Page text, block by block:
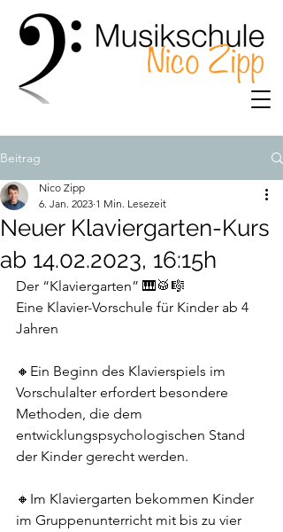
Beitrag
Neuer Klaviergarten-Kurs
ab 14.02.2023, 16:15h
Nico Zipp
6. Jan. 2023 1 Min. Lesezeit
Der “Klaviergarten” 🎹🥁🎼
Eine Klavier-Vorschule für Kinder ab 4
Jahren
🔸Ein Beginn des Klavierspiels im
Vorschulalter erfordert besondere
Methoden, die dem
entwicklungspsychologischen Stand
der Kinder gerecht werden.
🔸Im Klaviergarten bekommen Kinder
im Gruppenunterricht mit bis zu vier